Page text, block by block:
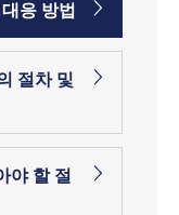
응 방법
절차 및
야 할 절